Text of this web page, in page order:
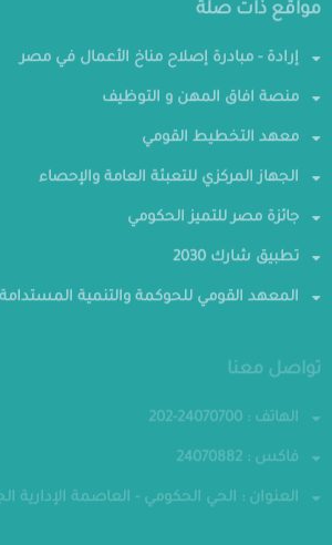
مواقع ذات صلة
إرادة - مبادرة إصلاح مناخ الأعمال في مصر
منصة افاق المهن و التوظيف
معهد التخطيط القومي
الجهاز المركزي للتعبئة العامة والإحصاء
جائزة مصر للتميز الحكومي
تطبيق شارك 2030
المعهد القومي للحوكمة والتنمية المستدامة